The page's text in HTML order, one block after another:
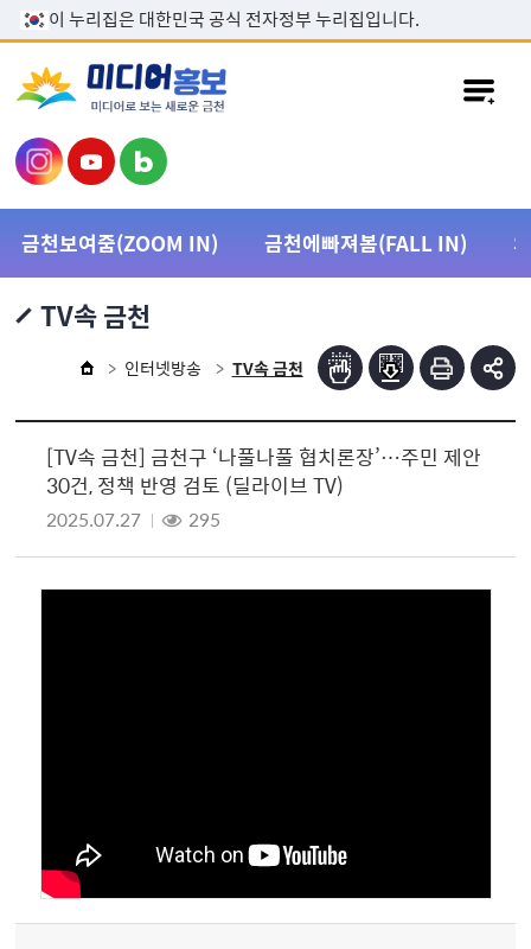
본문 바로가기
이 누리집은 대한민국 공식 전자정부 누리집입니다.
금천보여줌(ZOOM IN) 금천에빠져봄(FALL IN)
TV속 금천
인터넷방송 TV속 금천
[TV속 금천] 금천구 ‘나풀나풀 협치론장’…주민 제안
30건, 정책 반영 검토 (딜라이브 TV)
2025.07.27 295